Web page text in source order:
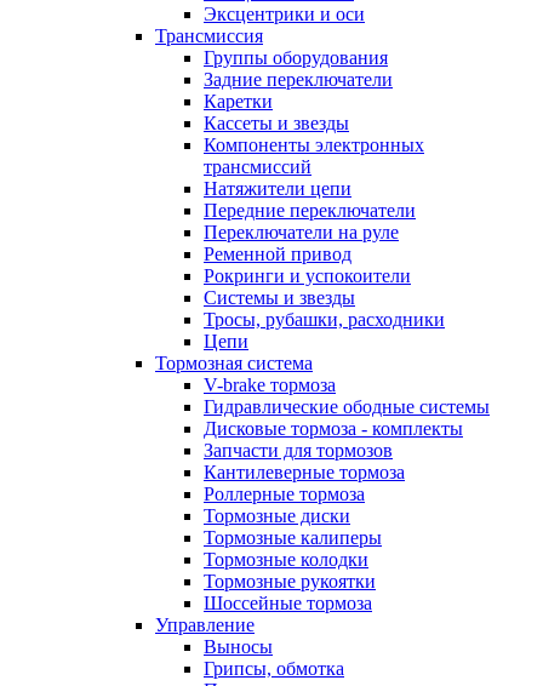
Эксцентрики и оси
Трансмиссия
Группы оборудования
Задние переключатели
Каретки
Кассеты и звезды
Компоненты электронных
трансмиссий
Натяжители цепи
Передние переключатели
Переключатели на руле
Ременной привод
Рокринги и успокоители
Системы и звезды
Тросы, рубашки, расходники
Цепи
Тормозная система
V-brake тормоза
Гидравлические ободные системы
Дисковые тормоза - комплекты
Запчасти для тормозов
Кантилеверные тормоза
Роллерные тормоза
Тормозные диски
Тормозные калиперы
Тормозные колодки
Тормозные рукоятки
Шоссейные тормоза
Управление
Выносы
Грипсы, обмотка